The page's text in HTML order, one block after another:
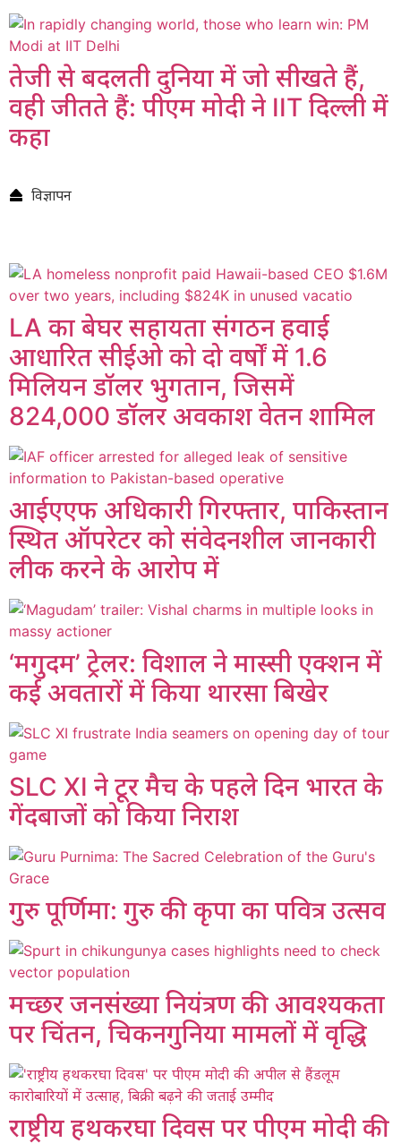
तेजी से बदलती दुनिया में जो सीखते हैं,
वही जीतते हैं: पीएम मोदी ने IIT दिल्ली में
कहा
विज्ञापन
LA का बेघर सहायता संगठन हवाई
आधारित सीईओ को दो वर्षों में 1.6
मिलियन डॉलर भुगतान, जिसमें
824,000 डॉलर अवकाश वेतन शामिल
आईएएफ अधिकारी गिरफ्तार, पाकिस्तान
स्थित ऑपरेटर को संवेदनशील जानकारी
लीक करने के आरोप में
‘मगुदम’ ट्रेलर: विशाल ने मास्सी एक्शन में
कई अवतारों में किया थारसा बिखेर
SLC XI ने टूर मैच के पहले दिन भारत के
गेंदबाजों को किया निराश
गुरु पूर्णिमा: गुरु की कृपा का पवित्र उत्सव
मच्छर जनसंख्या नियंत्रण की आवश्यकता
पर चिंतन, चिकनगुनिया मामलों में वृद्धि
राष्ट्रीय हथकरघा दिवस पर पीएम मोदी की